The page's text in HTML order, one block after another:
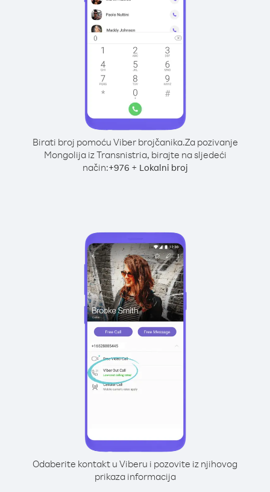
Birati broj pomoću Viber brojčanika.Za pozivanje
Mongolija iz Transnistria, birajte na sljedeći
način:+976 + Lokalni broj
Odaberite kontakt u Viberu i pozovite iz njihovog
prikaza informacija